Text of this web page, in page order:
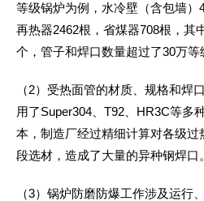
等级锅炉为例，水冷壁（含包墙）
再热器2462根，省煤器708根，其
个，管子和焊口数量超过了30万等
（2）受热面管的材质、规格和焊
用了Super304、T92、HR3C等多
本，制造厂经过精细计算对各级
段选材，造成了大量的异种钢焊口。
（3）锅炉防磨防爆工作涉及运行